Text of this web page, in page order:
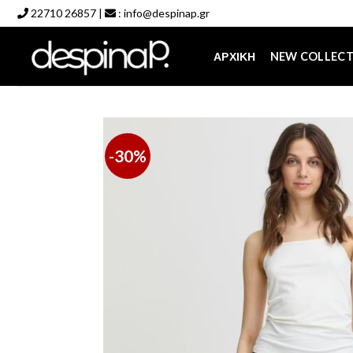
to
content
22710 26857 | : info@despinap.gr
ΑΡΧΙΚΉ NEW
-30%